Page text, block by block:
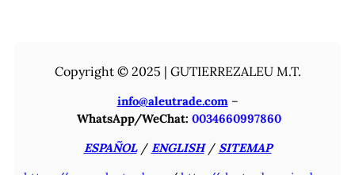
Copyright © 2025 | GUTIERREZALEU M.T.
info@aleutrade.com–
WhatsApp/WeChat: 0034660997860
ESPAÑOL/ ENGLISH/ SITEMAP